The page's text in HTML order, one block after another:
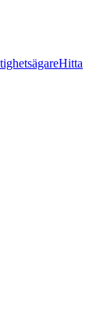
Hitta